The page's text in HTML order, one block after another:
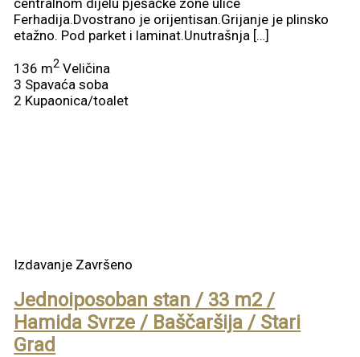
centralnom dijelu pješačke zone ulice
Ferhadija.Dvostrano je orijentisan.Grijanje je plinsko
etažno. Pod parket i laminat.Unutrašnja […]
136 m2 Veličina
3 Spavaća soba
2 Kupaonica/toalet
Izdavanje Završeno
Jednoiposoban stan / 33 m2 /
Hamida Svrze / Baščaršija / Stari
Grad